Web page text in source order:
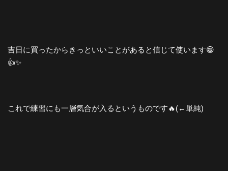
吉日に買ったからきっといいことがあると信じて使います😁
👍✨
これで練習にも一層気合が入るというものです🔥(←単純)